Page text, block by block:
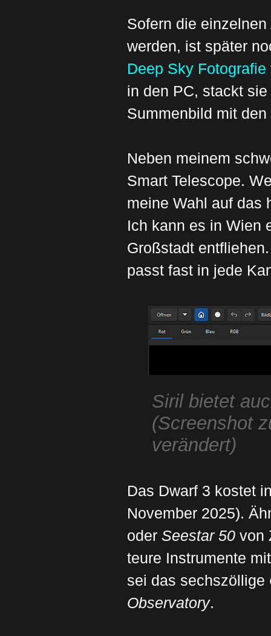
Sofern die
werden, ist später
Deep Sky Fotografie
in den PC, stackt
Summenbild mit
Neben meinem
Smart Telescope.
meine Wahl auf das
Ich kann es in Wien
Großstadt
passt fast in jede
Siril bietet
(Screenshot
verändert)
Das Dwarf 3 kostet
November 2025).
oderSeestar 50 von
teure Instrumente
sei das sechszöllige
Observatory.